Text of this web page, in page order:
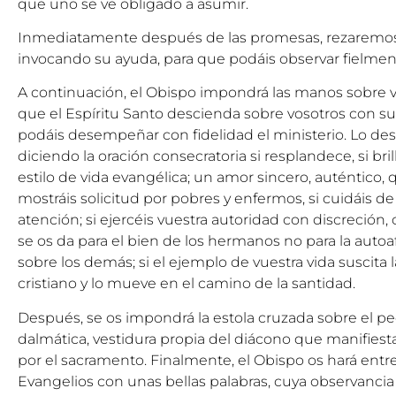
que uno se ve obligado a asumir.
Inmediatamente después de las promesas,
invocando su ayuda, para que podáis observar
A continuación, el Obispo impondrá las manos sobre
que el Espíritu Santo descienda sobre vosotros con
podáis desempeñar con fidelidad el ministerio. Lo
diciendo la oración consecratoria si resplandece, si
estilo de vida evangélica; un amor sincero, auténtico,
mostráis solicitud por pobres y enfermos, si cuidáis
atención; si ejercéis vuestra autoridad con discreción,
se os da para el bien de los hermanos no para la
sobre los demás; si el ejemplo de vuestra vida
cristiano y lo mueve en el camino de la santidad.
Después, se os impondrá la estola cruzada sobre el
dalmática, vestidura propia del diácono que
por el sacramento. Finalmente, el Obispo os hará
Evangelios con unas bellas palabras, cuya